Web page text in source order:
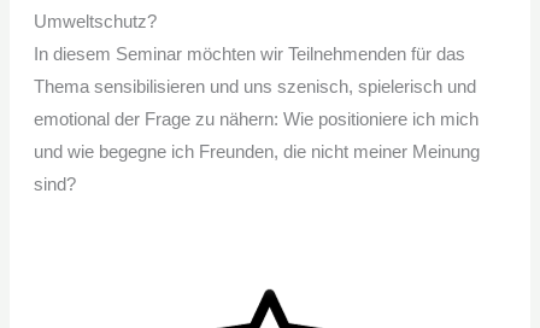
Umweltschutz?
In diesem Seminar möchten wir Teilnehmenden für das
Thema sensibilisieren und uns szenisch, spielerisch und
emotional der Frage zu nähern: Wie positioniere ich mich
und wie begegne ich Freunden, die nicht meiner Meinung
sind?